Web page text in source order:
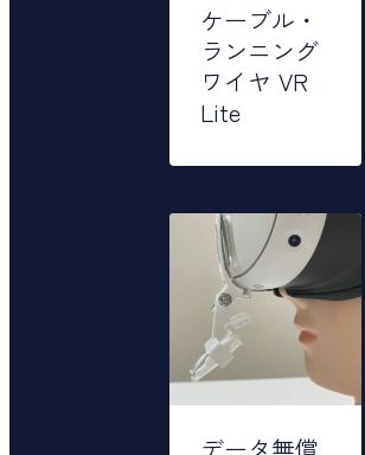
ケーブル・
ランニング
ワイヤ VR
Lite